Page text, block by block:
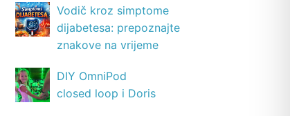
Vodič kroz simptome
dijabetesa: prepoznajte
znakove na vrijeme
DIY OmniPod
closed loop i Doris